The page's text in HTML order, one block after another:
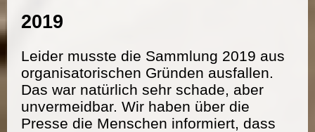
2019
Leider musste die Sammlung 2019 aus
organisatorischen Gründen ausfallen.
Das war natürlich sehr schade, aber
unvermeidbar. Wir haben über die
Presse die Menschen informiert, dass